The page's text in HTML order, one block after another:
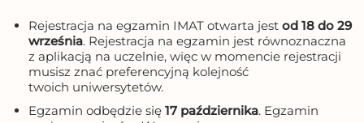
Rejestracja na egzamin IMAT otwarta jest od 18 do 29
września. Rejestracja na egzamin jest równoznaczna
z aplikacją na uczelnie, więc w momencie rejestracji
musisz znać preferencyjną kolejność
twoich uniwersytetów.
Egzamin odbędzie się 17 października. Egzamin